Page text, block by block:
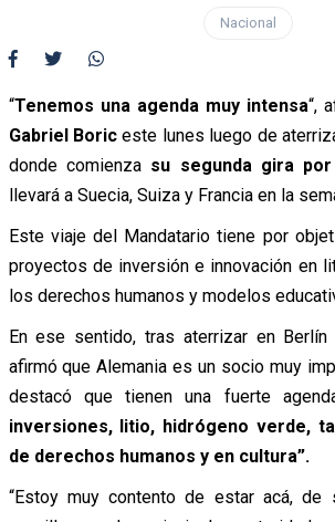
Nacional
“Tenemos una agenda muy intensa“,
Gabriel Boriceste lunes luego de
donde comienza su segunda gira por
llevará a Suecia, Suiza y Francia en la
Este viaje del Mandatario tiene por
proyectos de inversión e innovación en
los derechos humanos y modelos
En ese sentido, tras aterrizar en
afirmó que Alemania es un socio muy
destacó que tienen una fuerte
inversiones, litio, hidrógeno verde,
de derechos humanos y en cultura”.
“Estoy muy contento de estar acá,